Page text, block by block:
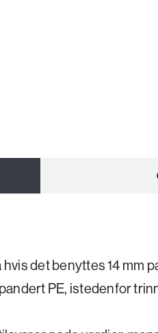
det benyttes 14 mm
PE, istedenfor